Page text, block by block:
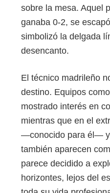
sobre la mesa. Aquel
ganaba 0-2, se
simbolizó la delgada
desencanto.
El técnico madrileño
destino. Equipos
mostrado interés en
mientras que en el
—conocido para él— y
también aparecen
parece decidido a
horizontes, lejos del